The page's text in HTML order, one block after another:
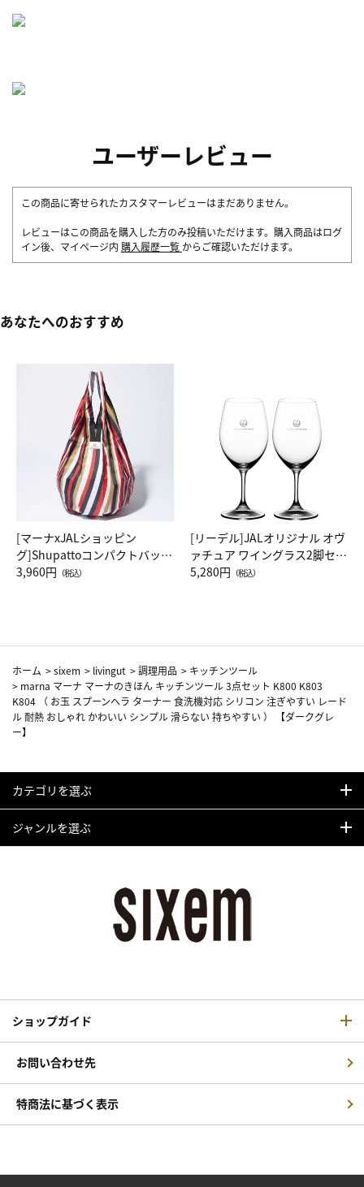
ユーザーレビュー
この商品に寄せられたカスタマーレビューはまだありません。
レビューはこの商品を購入した方のみ投稿いただけます。購入商品はログ
イン後、マイページ内 購入履歴一覧 からご確認いただけます。
あなたへのおすすめ
[マーナxJALショッピン
グ]Shupattoコンパクトバッグ
Drop JAL客室乗務員（LC）ス
3,960円 （税込）
[リーデル]JALオリジナル オヴ
ァチュア ワイングラス2脚セッ
ト（レッドワイン）
5,280円 （税込）
ホーム >sixem > livingut >調理用品 > キッチンツール
> marna マーナ マーナのきほん キッチンツール 3点セット K800 K803
K804 （ お玉 スプーンヘラ ターナー 食洗機対応 シリコン 注ぎやすい レード
ル 耐熱 おしゃれ かわいい シンプル 滑らない 持ちやすい ） 【ダークグレ
ー】
カテゴリを選ぶ
ジャンルを選ぶ
ショップガイド
お問い合わせ先
特商法に基づく表示